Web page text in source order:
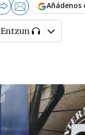
Añádenos
Entzun